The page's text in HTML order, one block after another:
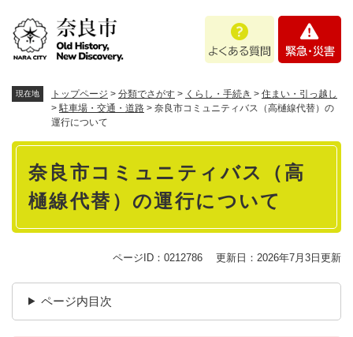
あ
問
・
現在地 トップページ > 分類でさがす > くらし・手続き > 住まい・引っ越し
>駐車場・交通・道路 > 奈良市コミュニティバス（高樋線代替）の
運行について
本
奈良市コミュニティバス（高
樋線代替）の運行について
ページID：0212786 更新日：2026年7月3日更新
ページ内目次